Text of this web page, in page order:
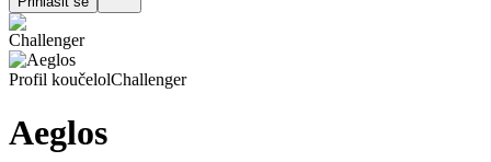
Profil koučelolChallenger
Aeglos